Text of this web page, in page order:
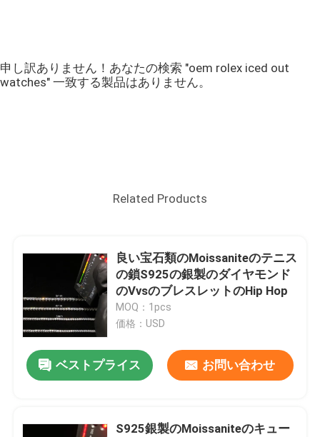
申し訳ありません！あなたの検索 "oem rolex iced out
watches" 一致する製品はありません。
Related Products
良い宝石類のMoissaniteのテニス
の鎖S925の銀製のダイヤモンド
のVvsのブレスレットのHip Hop
MOQ：1pcs
価格：USD
ベストプライス お問い合わせ
S925銀製のMoissaniteのキュー